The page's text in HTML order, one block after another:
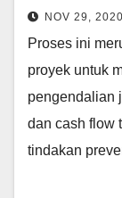
NOV 29, 2020
Proses ini
proyek untuk
pengendalian
dan cash flow
tindakan